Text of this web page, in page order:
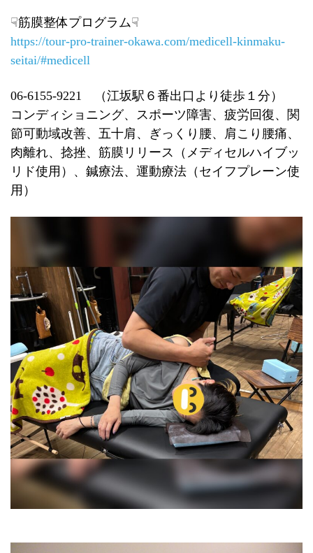
☟筋膜整体プログラム☟
https://tour-pro-trainer-okawa.com/medicell-kinmaku-
seitai/#medicell
06-6155-9221 （江坂駅６番出口より徒歩１分）
コンディショニング、スポーツ障害、疲労回復、関
節可動域改善、五十肩、ぎっくり腰、肩こり腰痛、
肉離れ、捻挫、筋膜リリース（メディセルハイブッ
リド使用）、鍼療法、運動療法（セイフプレーン使
用）